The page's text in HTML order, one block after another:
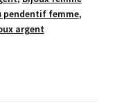
pendentif femme,
argent